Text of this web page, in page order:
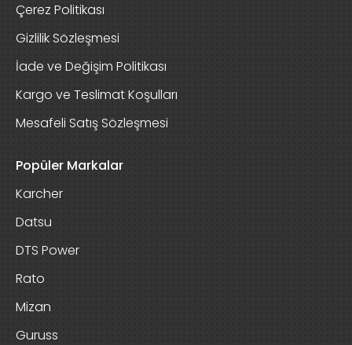
Çerez Politikası
Gizlilik Sözleşmesi
İade ve Değişim Politikası
Kargo ve Teslimat Koşulları
Mesafeli Satış Sözleşmesi
Popüler Markalar
Karcher
Datsu
DTS Power
Rato
Mizan
Guruss